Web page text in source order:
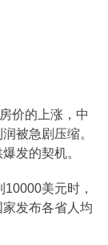
价的上涨，中
被急剧压缩。
发的契机。
美元时，
发布各省人均